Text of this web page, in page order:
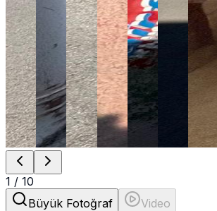
1 / 10
Büyük Fotoğraf
Video